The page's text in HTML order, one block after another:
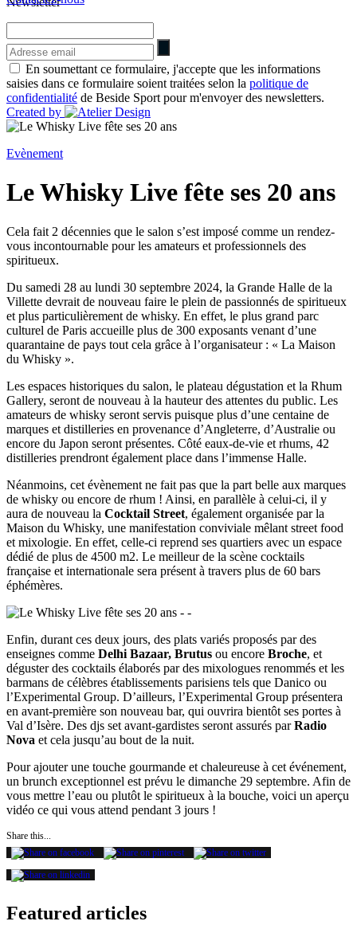
En soumettant ce formulaire, j'accepte que les informations
saisies dans ce formulaire soient traitées selon la politique de
confidentialité de Beside Sport pour m'envoyer des newsletters.
Created by
Evènement
Le Whisky Live fête ses 20 ans
Cela fait 2 décennies que le salon s’est imposé comme un rendez-
vous incontournable pour les amateurs et professionnels des
spiritueux.
Du samedi 28 au lundi 30 septembre 2024, la Grande Halle de la
Villette devrait de nouveau faire le plein de passionnés de spiritueux
et plus particulièrement de whisky. En effet, le plus grand parc
culturel de Paris accueille plus de 300 exposants venant d’une
quarantaine de pays tout cela grâce à l’organisateur : « La Maison
du Whisky ».
Les espaces historiques du salon, le plateau dégustation et la Rhum
Gallery, seront de nouveau à la hauteur des attentes du public. Les
amateurs de whisky seront servis puisque plus d’une centaine de
marques et distilleries en provenance d’Angleterre, d’Australie ou
encore du Japon seront présentes. Côté eaux-de-vie et rhums, 42
distilleries prendront également place dans l’immense Halle.
Néanmoins, cet évènement ne fait pas que la part belle aux marques
de whisky ou encore de rhum ! Ainsi, en parallèle à celui-ci, il y
aura de nouveau la Cocktail Street, également organisée par la
Maison du Whisky, une manifestation conviviale mêlant street food
et mixologie. En effet, celle-ci reprend ses quartiers avec un espace
dédié de plus de 4500 m2. Le meilleur de la scène cocktails
française et internationale sera présent à travers plus de 60 bars
éphémères.
Enfin, durant ces deux jours, des plats variés proposés par des
enseignes comme Delhi Bazaar, Brutus ou encore Broche, et
déguster des cocktails élaborés par des mixologues renommés et les
barmans de célèbres établissements parisiens tels que Danico ou
l’Experimental Group. D’ailleurs, l’Experimental Group présentera
en avant-première son nouveau bar, qui ouvrira bientôt ses portes à
Val d’Isère. Des djs set avant-gardistes seront assurés parRadio
Nova et cela jusqu’au bout de la nuit.
Pour ajouter une touche gourmande et chaleureuse à cet événement,
un brunch exceptionnel est prévu le dimanche 29 septembre. Afin de
vous mettre l’eau ou plutôt le spiritueux à la bouche, voici un aperçu
vidéo ce qui vous attend pendant 3 jours !
Share this...
Featured articles